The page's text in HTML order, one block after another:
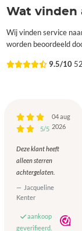
Wat vinden
Wij vinden service
worden beoordeeld
9.5/10
5/5
04 aug
2026
Deze klant heeft
alleen sterren
achtergelaten.
Jacqueline
Kenter
aankoop
geverifieerd.